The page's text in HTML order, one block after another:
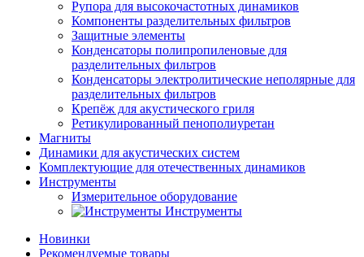
Рупора для высокочастотных динамиков
Компоненты разделительных фильтров
Защитные элементы
Конденсаторы полипропиленовые для
разделительных фильтров
Конденсаторы электролитические неполярные для
разделительных фильтров
Крепёж для акустического гриля
Ретикулированный пенополиуретан
Магниты
Динамики для акустических систем
Комплектующие для отечественных динамиков
Инструменты
Измерительное оборудование
Инструменты
Новинки
Рекомендуемые товары